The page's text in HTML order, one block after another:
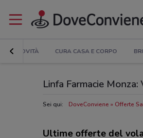
NOVITÀ CURA CASA E CORPO
Linfa Farmacie Monza:
Sei qui: DoveConviene Offerte
Ultime offerte del